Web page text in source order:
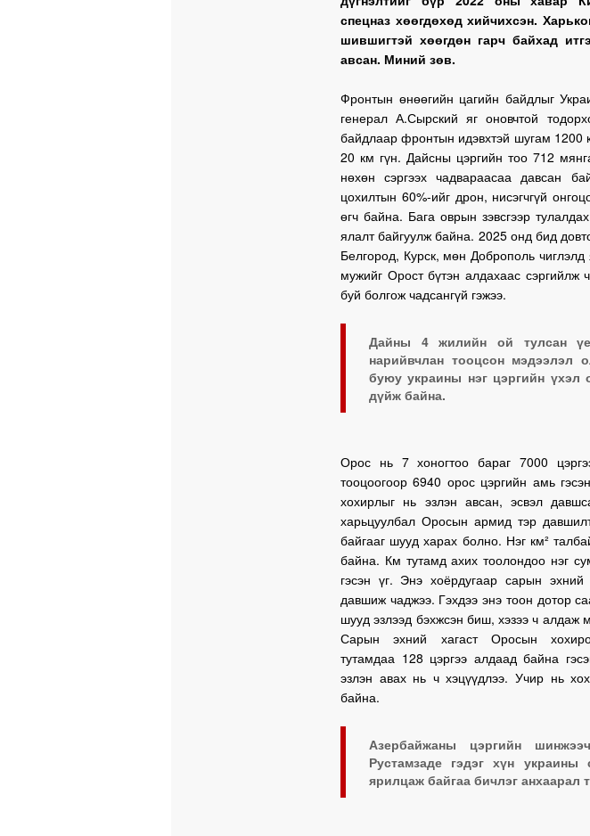
спецназ хөөгдөхөд хийчихсэн.
шившигтэй хөөгдөн гарч байхад
авсан. Миний зөв.
Фронтын өнөөгийн цагийн байдлыг
генерал А.Сырский яг оновчтой
байдлаар фронтын идэвхтэй шугам 1200
20 км гүн. Дайсны цэргийн тоо 712
нөхөн сэргээх чадвараасаа давсан
цохилтын 60%-ийг дрон, нисэгчгүй
өгч байна. Бага оврын зэвсгээр
ялалт байгуулж байна. 2025 онд бид
Белгород, Курск, мөн Доброполь чиглэлд
мужийг Орост бүтэн алдахаас сэргийлж
буй болгож чадсангүй гэжээ.
Дайны 4 жилийн ой тулсан
нарийвчлан тооцсон мэдээлэл
буюу украины нэг цэргийн үхэл
дүйж байна.
Орос нь 7 хоногтоо бараг 7000
тооцоогоор 6940 орос цэргийн амь
хохирлыг нь эзлэн авсан, эсвэл
харьцуулбал Оросын армид тэр
байгааг шууд харах болно. Нэг км²
байна. Км тутамд ахих тоолондоо нэг
гэсэн үг. Энэ хоёрдугаар сарын
давшиж чаджээ. Гэхдээ энэ тоон дотор
шууд эзлээд бэхжсэн биш, хэзээ ч алдаж
Сарын эхний хагаст Оросын
тутамдаа 128 цэргээ алдаад байна
эзлэн авах нь ч хэцүүдлээ. Учир нь
байна.
Азербайжаны цэргийн
Рустамзаде гэдэг хүн украины
ярилцаж байгаа бичлэг анхаарал